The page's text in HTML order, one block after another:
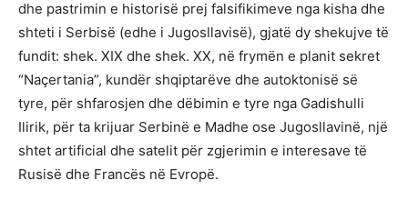
dhe pastrimin e historisë prej falsifikimeve nga kisha dhe
shteti i Serbisë (edhe i Jugosllavisë), gjatë dy shekujve të
fundit: shek. XIX dhe shek. XX, në frymën e planit sekret
“Naçertania”, kundër shqiptarëve dhe autoktonisë së
tyre, për shfarosjen dhe dëbimin e tyre nga Gadishulli
Ilirik, për ta krijuar Serbinë e Madhe ose Jugosllavinë, një
shtet artificial dhe satelit për zgjerimin e interesave të
Rusisë dhe Francës në Evropë.